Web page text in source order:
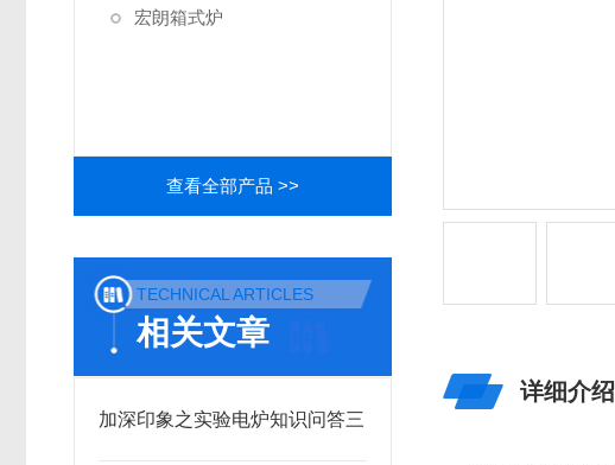
宏朗箱式炉
查看全部产品 >>
TECHNICAL ARTICLES
相关文章
加深印象之实验电炉知识问答三
详细介绍